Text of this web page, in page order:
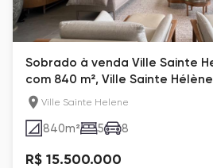
Sobrado à venda Ville Sainte Helene, com 5 suítes,
com 840 m², Ville Sainte Hélène
Ville Sainte Helene
840m² 5 8
R$ 15.500.000